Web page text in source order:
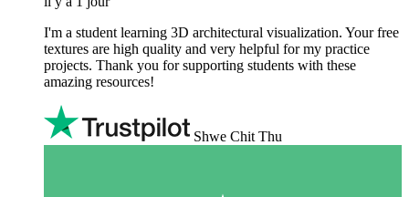
I'm a student learning 3D architectural visualization. Your free
textures are high quality and very helpful for my practice
projects. Thank you for supporting students with these
amazing resources!
Shwe Chit Thu